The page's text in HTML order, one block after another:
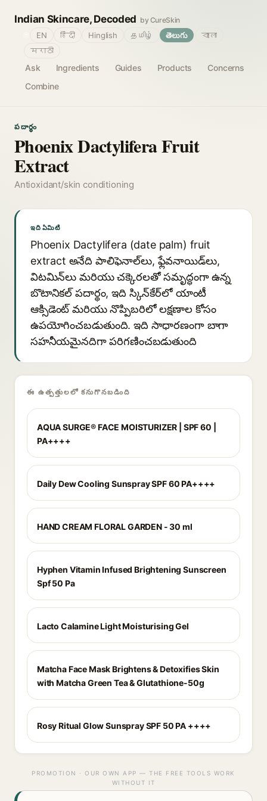
Indian Skincare, Decoded by CureSkin
Ask Ingredients Guides Products
Concerns
Combine
EN हिंदी Hinglish தமிழ் తెలుగు
বাংলা
मराठी
పదార్థం
Phoenix Dactylifera Fruit
Extract
Antioxidant/skin conditioning
ఇది ఏమిటి
Phoenix Dactylifera (date palm) fruit
extract అనేది పాలిఫెనాల్‌లు, ఫ్లేవనాయిడ్‌లు,
విటమిన్‌లు మరియు చక్కెరలతో సమృద్ధంగా ఉన్న
బొటానికల్ పదార్థం, ఇది స్కిన్‌కేర్‌లో యాంటీ
ఆక్సిడెంట్ మరియు నొప్పిబరిలో లక్షణాల కోసం
ఉపయోగించబడుతుంది. ఇది సాధారణంగా బాగా
సహనీయమైనదిగా పరిగణించబడుతుంది
ఈ ఉత్పత్తులలో కనుగొనబడింది
AQUA SURGE® FACE MOISTURIZER | SPF 60 |
PA++++
Daily Dew Cooling Sunspray SPF 60 PA++++
HAND CREAM FLORAL GARDEN - 30 ml
Hyphen Vitamin Infused Brightening Sunscreen
Spf 50 Pa
Lacto Calamine Light Moisturising Gel
Matcha Face Mask Brightens & Detoxifies Skin
with Matcha Green Tea & Glutathione-50g
Rosy Ritual Glow Sunspray SPF 50 PA ++++
PROMOTION · OUR OWN APP — THE FREE TOOLS WORK
WITHOUT IT